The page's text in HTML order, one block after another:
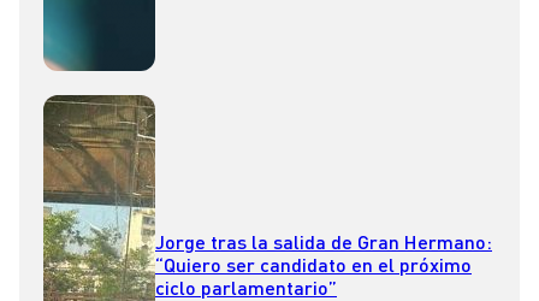
Jorge tras la salida de Gran Hermano:
“Quiero ser candidato en el próximo
ciclo parlamentario”